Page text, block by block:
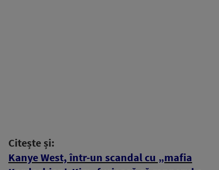
Citește și:
Kanye West, într-un scandal cu „mafia